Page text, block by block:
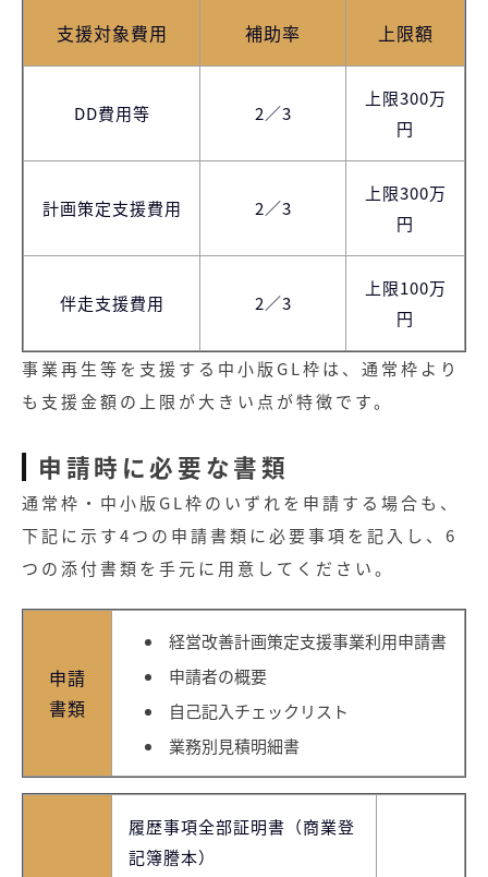
支援対象費用 補助率 上限額
DD費用等 2／3
上限300万
円
計画策定支援費用 2／3
上限300万
円
伴走支援費用 2／3
上限100万
円
事業再生等を支援する中小版GL枠は、通常枠より
も支援金額の上限が大きい点が特徴です。
申請時に必要な書類
通常枠・中小版GL枠のいずれを申請する場合も、
下記に示す4つの申請書類に必要事項を記入し、6
つの添付書類を手元に用意してください。
申請
書類
経営改善計画策定支援事業利用申請書
申請者の概要
自己記入チェックリスト
業務別見積明細書
履歴事項全部証明書（商業登
記簿謄本）